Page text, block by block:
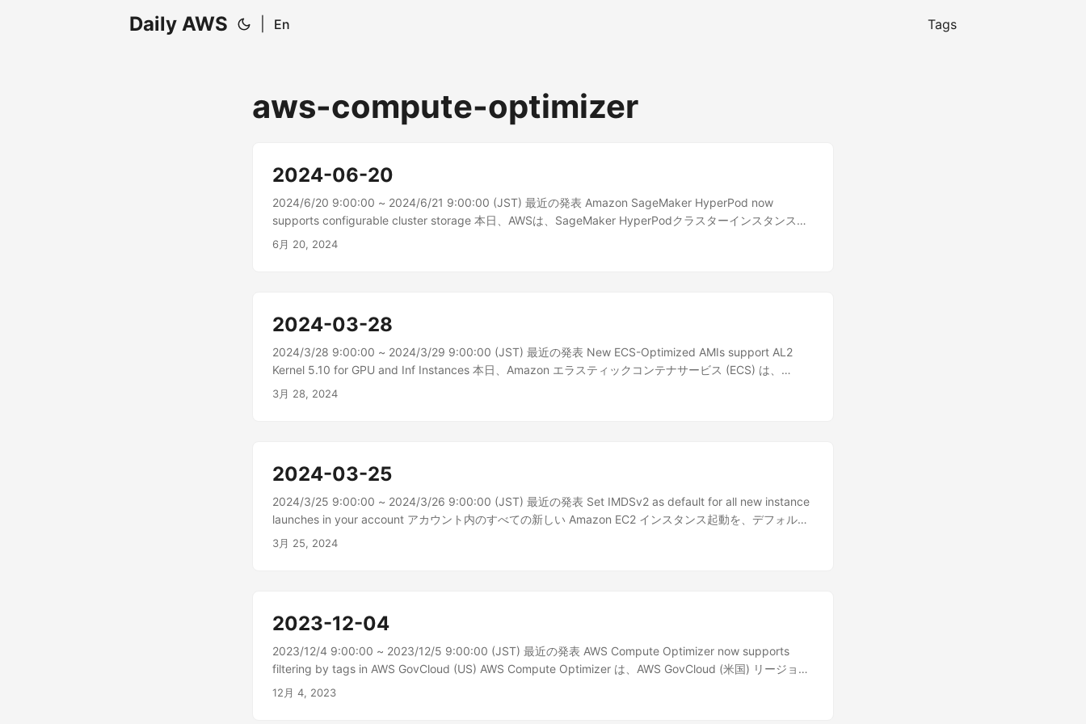
Daily AWS En Tags
aws-compute-optimizer
2024-06-20
2024/6/20 9:00:00 ~ 2024/6/21 9:00:00 (JST) 最近の発表 Amazon SageMaker HyperPod now
supports configurable cluster storage 本日、AWSは、SageMaker HyperPodクラスターインスタンス用
の構成可能なクラスターストレ...
6月 20, 2024
2024-03-28
2024/3/28 9:00:00 ~ 2024/3/29 9:00:00 (JST) 最近の発表 New ECS-Optimized AMIs support AL2
Kernel 5.10 for GPU and Inf Instances 本日、Amazon エラスティックコンテナサービス (ECS) は、
Amazon ECS に最適化された 2 つの新しい...
3月 28, 2024
2024-03-25
2024/3/25 9:00:00 ~ 2024/3/26 9:00:00 (JST) 最近の発表 Set IMDSv2 as default for all new instance
launches in your account アカウント内のすべての新しい Amazon EC2 インスタンス起動を、デフォルト
でインスタンスメタデータサービス...
3月 25, 2024
2023-12-04
2023/12/4 9:00:00 ~ 2023/12/5 9:00:00 (JST) 最近の発表 AWS Compute Optimizer now supports
filtering by tags in AWS GovCloud (US) AWS Compute Optimizer は、AWS GovCloud (米国) リージョン
のタグで適正サイズの推奨をフィルタリングできるようになりま...
12月 4, 2023